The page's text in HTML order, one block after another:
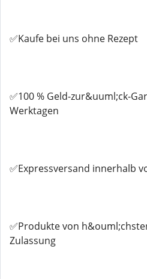
✅Kaufe bei uns ohne Rezept
✅100 % Geld-zur&uuml;ck-
Werktagen
✅Expressversand innerhalb
✅Produkte von
Zulassung